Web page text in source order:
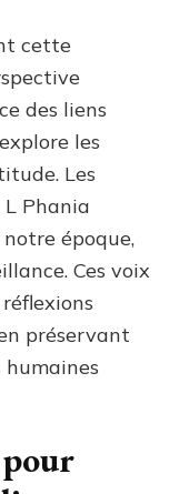
cette
des liens
les
Les
L Phania
époque,
Ces voix
préservant
humaines